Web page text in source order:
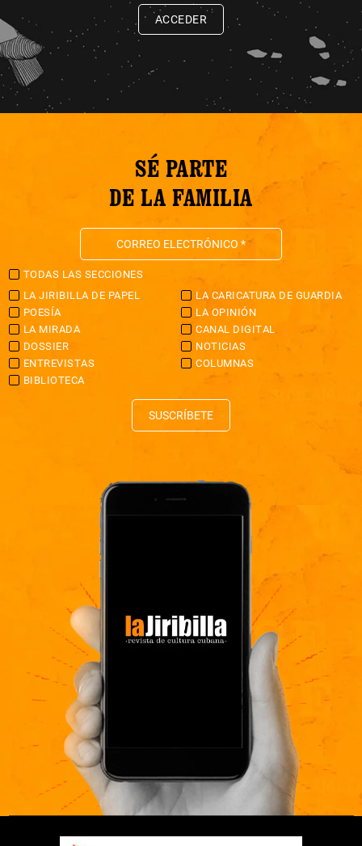
ACCEDER
SÉ PARTE
DE LA FAMILIA
TODAS LAS SECCIONES
LA JIRIBILLA DE PAPEL
LA CARICATURA DE GUARDIA
POESÍA
LA OPINIÓN
LA MIRADA
CANAL DIGITAL
DOSSIER
NOTICIAS
ENTREVISTAS
COLUMNAS
BIBLIOTECA
SUSCRÍBETE